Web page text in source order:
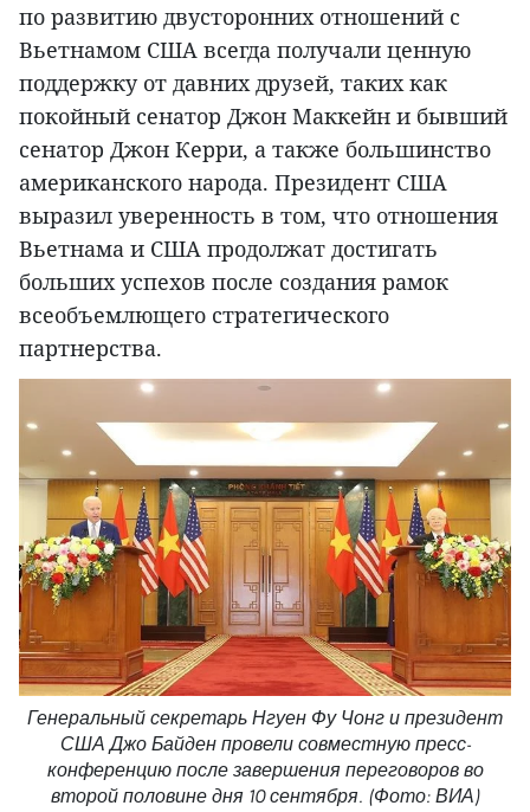
по развитию двусторонних отношений с
Вьетнамом США всегда получали ценную
поддержку от давних друзей, таких как
покойный сенатор Джон Маккейн и бывший
сенатор Джон Керри, а также большинство
американского народа. Президент США
выразил уверенность в том, что отношения
Вьетнама и США продолжат достигать
больших успехов после создания рамок
всеобъемлющего стратегического
партнерства.
Генеральный секретарь Нгуен Фу Чонг и президент
США Джо Байден провели совместную пресс-
конференцию после завершения переговоров во
второй половине дня 10 сентября. (Фото: ВИА)